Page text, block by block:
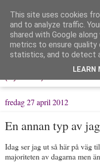
Löpning &
Mitt liv, mina tankar & min
fredag 27 april 2012
En annan typ av jag
Idag ser jag ut så här på väg
majoriteten av dagarna men
This site uses cookies
and to analyze traffic.
shared with Google
metrics to ensure quality
statistics, and to detect
LEARN